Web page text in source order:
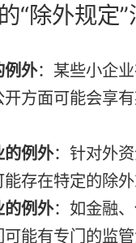
“除外规定”
例外：某些小企
方面可能会享
的例外：针对外
存在特定的除外
的例外：如金融
可能有专门的监